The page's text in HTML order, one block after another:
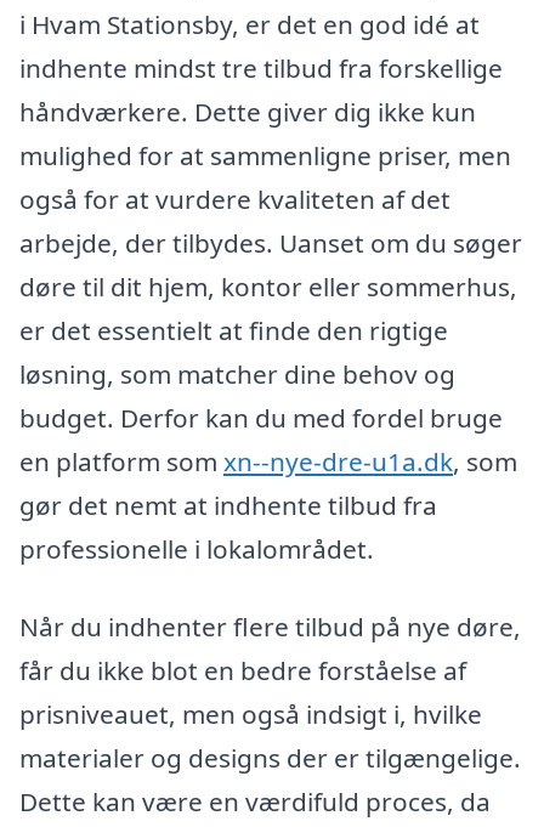
i Hvam Stationsby, er det en god idé at
indhente mindst tre tilbud fra forskellige
håndværkere. Dette giver dig ikke kun
mulighed for at sammenligne priser, men
også for at vurdere kvaliteten af det
arbejde, der tilbydes. Uanset om du søger
døre til dit hjem, kontor eller sommerhus,
er det essentielt at finde den rigtige
løsning, som matcher dine behov og
budget. Derfor kan du med fordel bruge
en platform som xn--nye-dre-u1a.dk, som
gør det nemt at indhente tilbud fra
professionelle i lokalområdet.
Når du indhenter flere tilbud på nye døre,
får du ikke blot en bedre forståelse af
prisniveauet, men også indsigt i, hvilke
materialer og designs der er tilgængelige.
Dette kan være en værdifuld proces, da